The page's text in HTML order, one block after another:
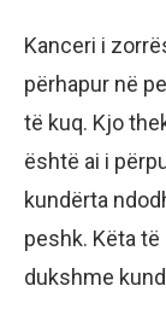
Kanceri i
përhapur në
të kuq. Kjo
është ai i
kundërta
peshk. Këta
dukshme